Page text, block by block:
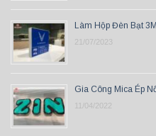
Làm Hộp Đèn Bạt
21/07/2023
Gia Công Mica Ép
11/04/2022